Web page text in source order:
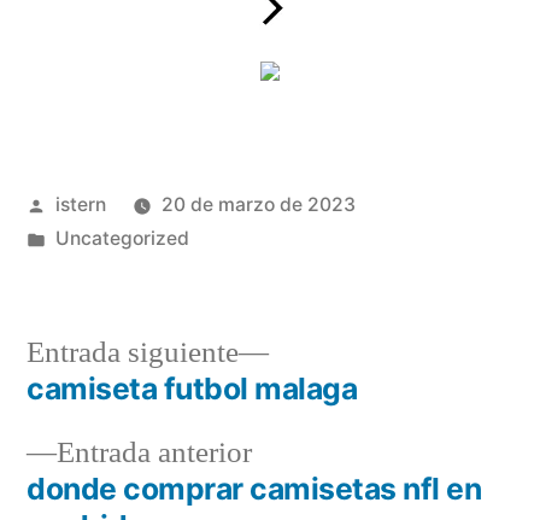
Publicado
por
istern
20 de marzo de 2023
Publicado
Uncategorized
Navegación
deEntrada anteriorEntrada
anterior:
donde comprar camisetas nfl en
Entrada siguiente
Entrada
siguiente:
camiseta futbol malaga